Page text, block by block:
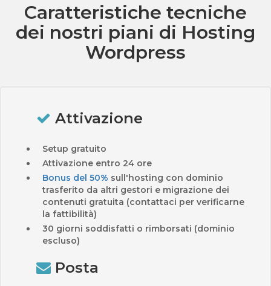
Caratteristiche tecniche
dei nostri piani di Hosting
Wordpress
Attivazione
Setup gratuito
Attivazione entro 24 ore
Bonus del 50% sull'hosting con dominio
trasferito da altri gestori e migrazione dei
contenuti gratuita (contattaci per verificarne
la fattibilità)
30 giorni soddisfatti o rimborsati (dominio
escluso)
Posta